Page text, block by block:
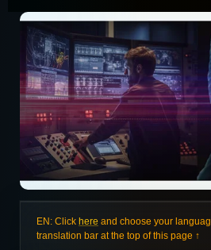
EN: Click here and choose your
translation bar at the top of this page ↑